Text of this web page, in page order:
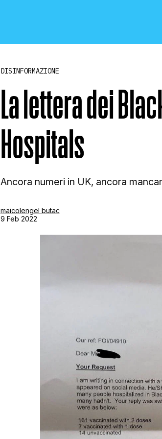
CRONACA E
SCIENZA E
STORIA E
COMPLOTTI,
EDITORIALI
TRUFFE E SOCIAL
CLIMA ED ENERGIA
DISINFORMAZIONE
La lettera dei
Hospitals
Ancora numeri in UK, ancora
maicolengel butac
9 Feb 2022